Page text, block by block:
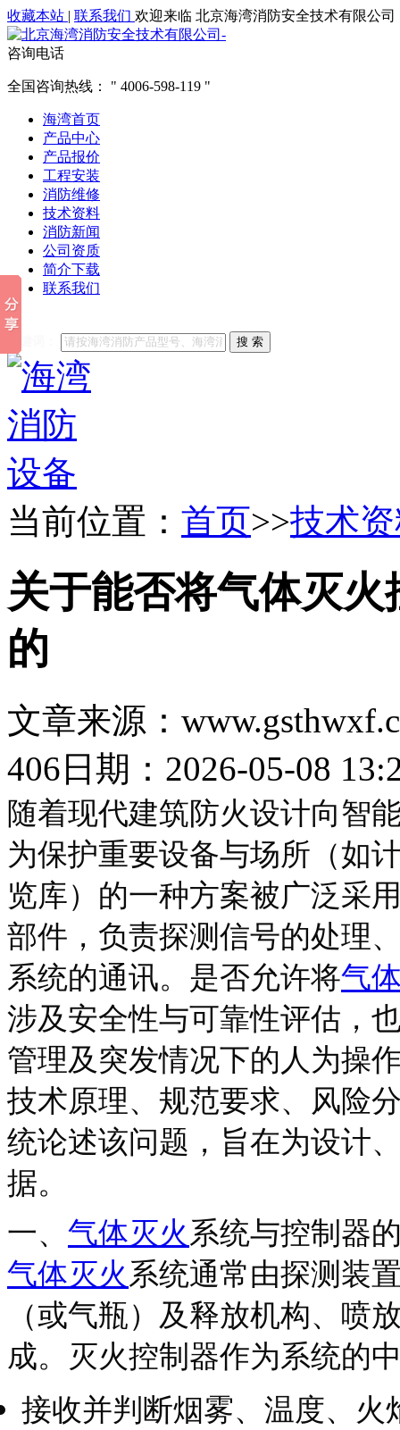
收藏本站 | 联系我们 欢迎来临 北京海湾消防安全技术有限公司
咨询电话
全国咨询热线： 4006-598-119
海湾首页
产品中心
产品报价
工程安装
消防维修
技术资料
消防新闻
公司资质
简介下载
联系我们
他们都在搜索:
搜 索
当前位置： 首页>>技术
关于能否将气体灭
的
文章来源：
406 日期：2026-05-08
随着现代建筑防火设计向智
为保护重要设备与场所（如
览库）的一种方案被广泛采
部件，负责探测信号的处理
系统的通讯。是否允许将气
涉及安全性与可靠性评估，
管理及突发情况下的人为操
技术原理、规范要求、风险
统论述该问题，旨在为设计
据。
一、 气体灭火系统与控制器
气体灭火系统通常由探测装
（或气瓶）及释放机构、喷
成。灭火控制器作为系统的
接收并判断烟雾、温度、